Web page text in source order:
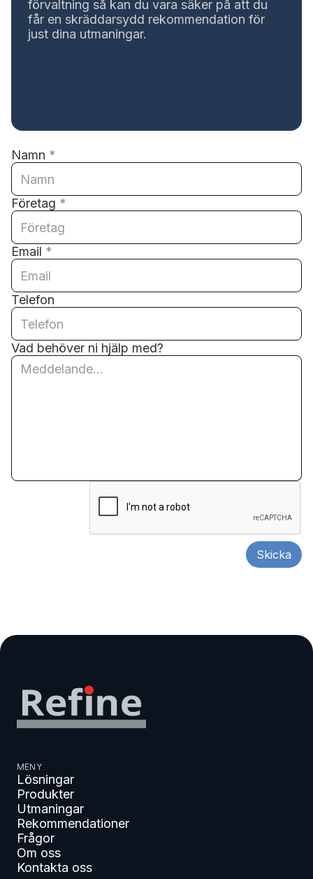
förvaltning så kan du vara säker på att du
får en skräddarsydd rekommendation för
just dina utmaningar.
Namn *
Företag *
Email *
Telefon
Vad behöver ni hjälp med?
MENY
Lösningar
Produkter
Utmaningar
Rekommendationer
Frågor
Om oss
Kontakta oss